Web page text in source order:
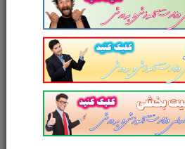
مشاغل کیفیت بخشی
تخصصی مربی امور
مشاغل کیفیت بخشی
تخصصی شغل مشاور
کیفیت بخشی